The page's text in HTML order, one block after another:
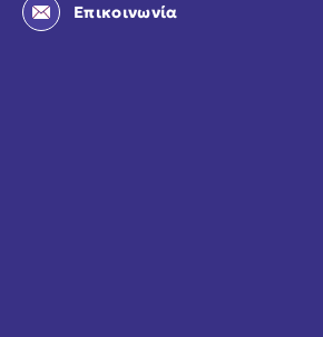
Επικοινωνία